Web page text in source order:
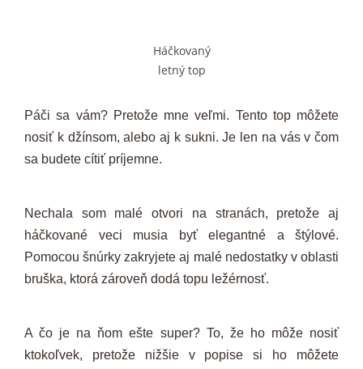
Háčkovaný
letný top
Páči sa vám? Pretože mne veľmi. Tento top môžete
nosiť k džínsom, alebo aj k sukni. Je len na vás v čom
sa budete cítiť príjemne.
Nechala som malé otvori na stranách, pretože aj
háčkované veci musia byť elegantné a štýlové.
Pomocou šnúrky zakryjete aj malé nedostatky v oblasti
bruška, ktorá zároveň dodá topu ležérnosť.
A čo je na ňom ešte super? To, že ho môže nosiť
ktokoľvek, pretože nižšie v popise si ho môžete